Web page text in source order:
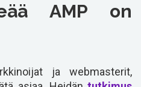
AMP on
ja webmasterit,